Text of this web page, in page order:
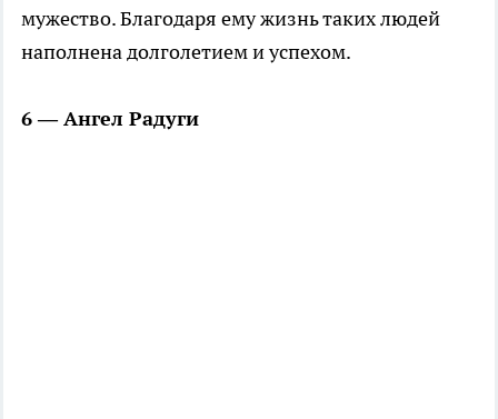
мужество. Благодаря ему жизнь таких людей
наполнена долголетием и успехом.
6 — Ангел Радуги